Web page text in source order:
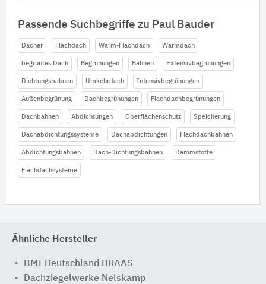
Passende Suchbegriffe zu Paul Bauder
Dächer Flachdach Warm-Flachdach Warmdach
begrüntes Dach Begrünungen Bahnen Extensivbegrünungen
Dichtungsbahnen Umkehrdach Intensivbegrünungen
Außenbegrünung Dachbegrünungen Flachdachbegrünungen
Dachbahnen Abdichtungen Oberflächenschutz Speicherung
Dachabdichtungssysteme Dachabdichtungen Flachdachbahnen
Abdichtungsbahnen Dach-Dichtungsbahnen Dämmstoffe
Flachdachsysteme
Ähnliche Hersteller
BMI Deutschland BRAAS
Dachziegelwerke Nelskamp